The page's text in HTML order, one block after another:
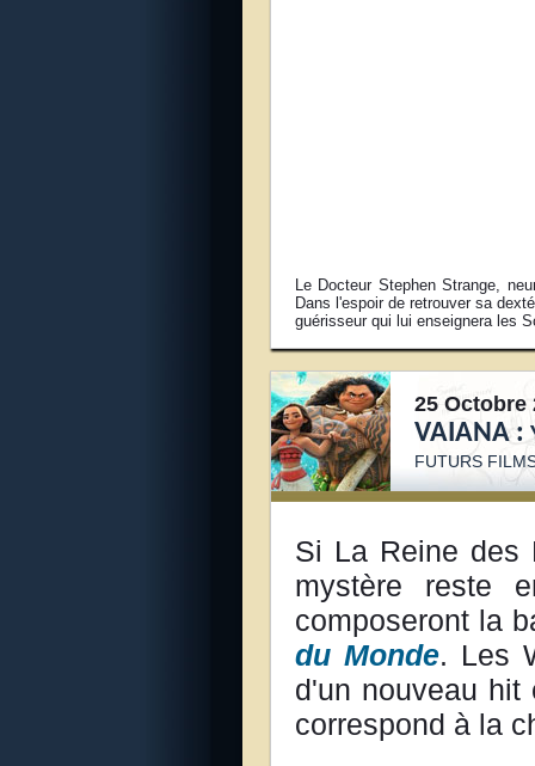
Le Docteur Stephen Strange,
Dans l'espoir de retrouver sa
guérisseur qui lui enseignera les
25 Octobre
VAIANA :
FUTURS
Si La Reine des
mystère reste
composeront la
du Monde. Les
d'un nouveau hit
correspond à la